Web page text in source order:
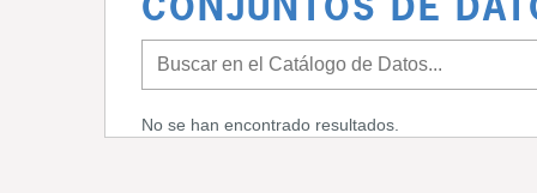
CONJUNTOS DE
No se han encontrado resultados.